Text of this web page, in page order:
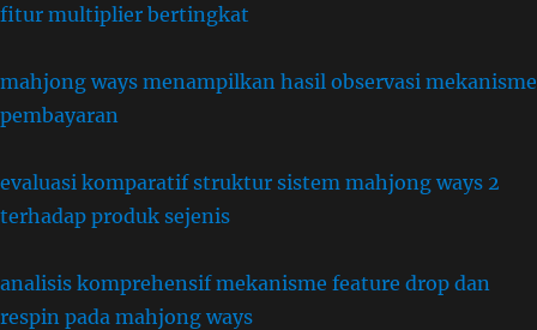
fitur multiplier bertingkat
mahjong ways menampilkan hasil observasi mekanisme
pembayaran
evaluasi komparatif struktur sistem mahjong ways 2
terhadap produk sejenis
analisis komprehensif mekanisme feature drop dan
respin pada mahjong ways